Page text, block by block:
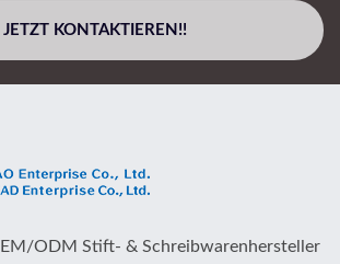
JETZT KONTAKTIEREN!!
ODM Stift- & Schreibwarenhersteller